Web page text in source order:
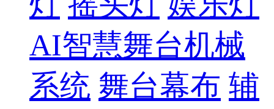
AI智慧舞台机械
系统 舞台幕布 辅